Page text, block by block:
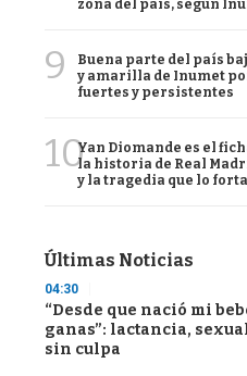
zona del país, según
9
Buena parte del país
y amarilla de Inumet
fuertes y persistentes
10Yan Diomande es el
la historia de Real
y la tragedia que lo
Últimas Noticias
04:30
“Desde que nació mi
ganas”: lactancia,
sin culpa